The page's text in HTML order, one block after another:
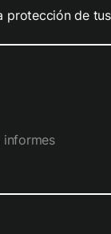
protección de tus